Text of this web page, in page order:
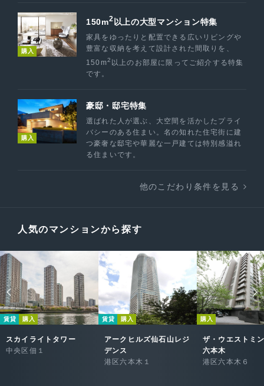
購入
150m2 以上の大型マンション特集
家具をゆったりと配置できる広いリビングや
豊富な収納を考えて設計された間取りを、
150m2 以上のお部屋に限ってご紹介する特集
です。
購入
豪邸・邸宅特集
選ばれた人が選ぶ、大空間を活かしたプライ
バシーのある住まい。名の知れた住宅街に建
つ豪奢な邸宅や華麗な一戸建ては特別感溢れ
る住まいです。
他のこだわり条件を見る
人気のマンションから探す
賃貸 購入
スカイライトタワー
中央区佃１
賃貸 購入
アークヒルズ仙石山レジ
デンス
港区六本木１
購入
ザ・ウエストミ
六本木
港区六本木６